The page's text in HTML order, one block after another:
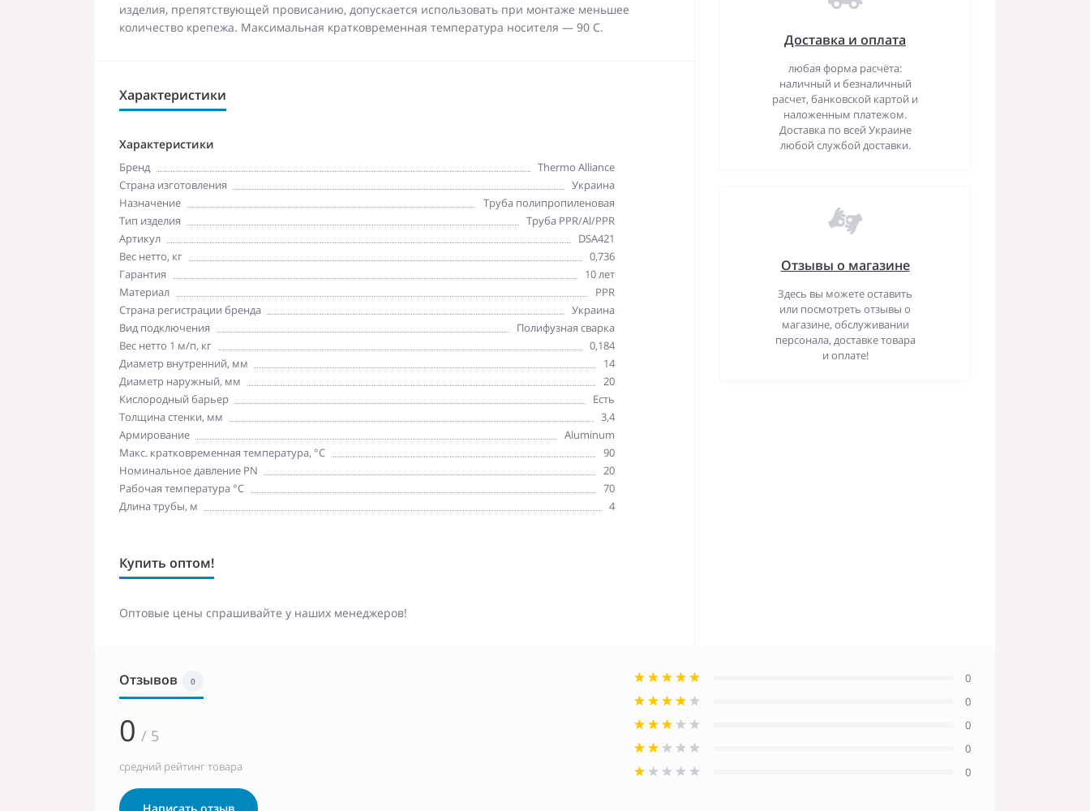
изделия, препятствующей провисанию, допускается использовать при монтаже меньшее
количество крепежа. Максимальная кратковременная температура носителя — 90 С.
Характеристики
Характеристики
Бренд
Thermo Alliance
Страна изготовления
Украина
Назначение
Труба полипропиленовая
Тип изделия
Труба PPR/Al/PPR
Артикул
DSA421
Вес нетто, кг
0,736
Гарантия
10 лет
Материал
PPR
Страна регистрации бренда
Украина
Вид подключения
Полифузная сварка
Вес нетто 1 м/п, кг
0,184
Диаметр внутренний, мм
14
Диаметр наружный, мм
20
Кислородный барьер
Есть
Толщина стенки, мм
3,4
Армирование
Aluminum
Макс. кратковременная температура, °C
90
Номинальное давление PN
20
Рабочая температура °С
70
Длина трубы, м
4
Купить оптом!
Оптовые цены спрашивайте у наших менеджеров!
Доставка и оплата
любая форма расчёта:
наличный и безналичный
расчет, банковской картой и
наложенным платежом.
Доставка по всей Украине
любой службой доставки.
Отзывы о магазине
Здесь вы можете оставить
или посмотреть отзывы о
магазине, обслуживании
персонала, доставке товара
и оплате!
Отзывов 0
0 / 5
средний рейтинг товара
0
0
0
0
0